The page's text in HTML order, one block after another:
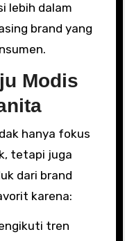
lebih dalam
brand yang
Modis
hanya fokus
tetapi juga
dari brand
karena:
tren